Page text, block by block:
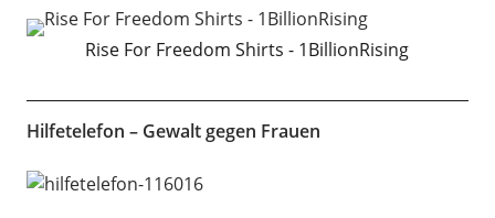
Rise For Freedom Shirts - 1BillionRising
Hilfetelefon – Gewalt gegen Frauen